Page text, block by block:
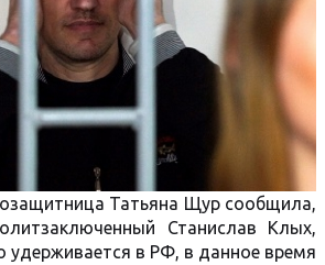
Татьяна Щур сообщила,
Станислав Клых,
удерживается в РФ, в данное время